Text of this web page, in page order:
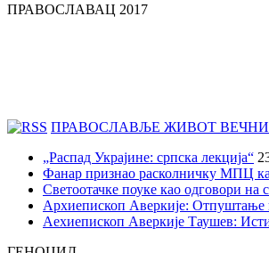
ПРАВОСЛАВАЦ 2017
ПРАВОСЛАВЉЕ ЖИВОТ ВЕЧНИ
„Распад Украјине: српска лекција“
Фанар признао расколничку МПЦ
Светоотачке поуке као одговори
Архиепископ Аверкије: Отпуштање
Аехиепископ Аверкије Таушев: